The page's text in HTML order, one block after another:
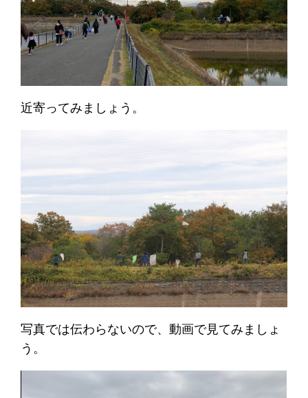
近寄ってみましょう。
写真では伝わらないので、動画で見てみましょ
う。